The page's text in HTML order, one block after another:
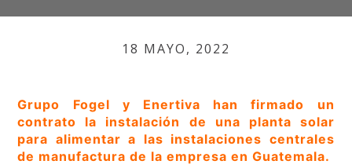
18 MAYO, 2022
Grupo Fogel y Enertiva han firmado un
contrato la instalación de una planta solar
para alimentar a las instalaciones centrales
de manufactura de la empresa en Guatemala.